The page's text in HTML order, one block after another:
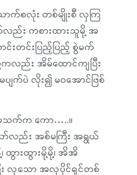
စလုံး တစ်မျိုးစီ လှကြ
လည်း ကစားထားသူမို့ အ
တင်းပြည့်ပြည့် စွဲမက်
ည်း အိမ်ထောင်ကျပြီး
ျက်ပဲ လိုး၍ မဝအောင်ဖြစ်
သက်က ကော…..။
ော်လည်း အစ်မကြီး အရွယ်
ထွားထွားမို့မို့၊ အိအိ
လှသော အလှပိုင်ရှင်တစ်